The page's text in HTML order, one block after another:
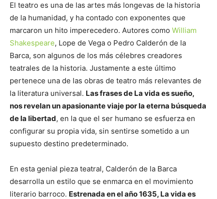
El teatro es una de las artes más longevas de la historia
de la humanidad, y ha contado con exponentes que
marcaron un hito imperecedero. Autores como William
Shakespeare, Lope de Vega o Pedro Calderón de la
Barca, son algunos de los más célebres creadores
teatrales de la historia. Justamente a este último
pertenece una de las obras de teatro más relevantes de
la literatura universal. Las frases de La vida es sueño,
nos revelan un apasionante viaje por la eterna búsqueda
de la libertad, en la que el ser humano se esfuerza en
configurar su propia vida, sin sentirse sometido a un
supuesto destino predeterminado.
En esta genial pieza teatral, Calderón de la Barca
desarrolla un estilo que se enmarca en el movimiento
literario barroco. Estrenada en el año 1635, La vida es